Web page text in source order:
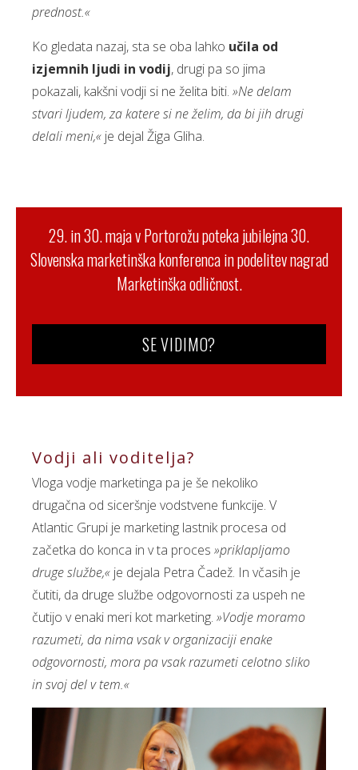
prednost.«
Ko gledata nazaj, sta se oba lahko učila od
izjemnih ljudi in vodij, drugi pa so jima
pokazali, kakšni vodji si ne želita biti. »Ne delam
stvari ljudem, za katere si ne želim, da bi jih drugi
delali meni,« je dejal Žiga Gliha.
29. in 30. maja v Portorožu poteka jubilejna 30.
Slovenska marketinška konferenca in podelitev nagrad
Marketinška odličnost.
SE VIDIMO?
Vodji ali voditelja?
Vloga vodje marketinga pa je še nekoliko
drugačna od siceršnje vodstvene funkcije. V
Atlantic Grupi je marketing lastnik procesa od
začetka do konca in v ta proces »priklapljamo
druge službe,« je dejala Petra Čadež. In včasih je
čutiti, da druge službe odgovornosti za uspeh ne
čutijo v enaki meri kot marketing. »Vodje moramo
razumeti, da nima vsak v organizaciji enake
odgovornosti, mora pa vsak razumeti celotno sliko
in svoj del v tem.«